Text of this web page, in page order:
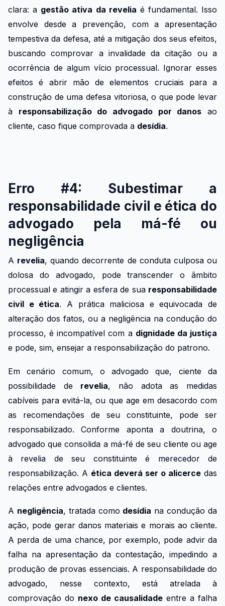
clara: a gestão ativa da revelia é fundamental. Isso
envolve desde a prevenção, com a apresentação
tempestiva da defesa, até a mitigação dos seus efeitos,
buscando comprovar a invalidade da citação ou a
ocorrência de algum vício processual. Ignorar esses
efeitos é abrir mão de elementos cruciais para a
construção de uma defesa vitoriosa, o que pode levar
à responsabilização do advogado por danos ao
cliente, caso fique comprovada a desídia.
Erro #4: Subestimar a
responsabilidade civil e ética do
advogado pela má-fé ou
negligência
A revelia, quando decorrente de conduta culposa ou
dolosa do advogado, pode transcender o âmbito
processual e atingir a esfera de sua responsabilidade
civil e ética. A prática maliciosa e equivocada de
alteração dos fatos, ou a negligência na condução do
processo, é incompatível com a dignidade da justiça
e pode, sim, ensejar a responsabilização do patrono.
Em cenário comum, o advogado que, ciente da
possibilidade de revelia, não adota as medidas
cabíveis para evitá-la, ou que age em desacordo com
as recomendações de seu constituinte, pode ser
responsabilizado. Conforme aponta a doutrina, o
advogado que consolida a má-fé de seu cliente ou age
à revelia de seu constituinte é merecedor de
responsabilização. A ética deverá ser o alicerce das
relações entre advogados e clientes.
A negligência, tratada como desídia na condução da
ação, pode gerar danos materiais e morais ao cliente.
A perda de uma chance, por exemplo, pode advir da
falha na apresentação da contestação, impedindo a
produção de provas essenciais. A responsabilidade do
advogado, nesse contexto, está atrelada à
comprovação do nexo de causalidade entre a falha